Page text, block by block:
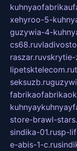
xehyroo-5-
guzywia-4-
cs68.ru
raszar.ruvskrytie-
lipetsktelecom.ru
seksuzb.ru
store-brawl-
sindika-01.rusp-
e-abis-1-c.ru